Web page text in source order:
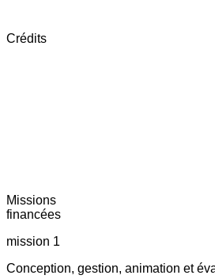
Crédits
Missions
financées
mission 1
Conception, gestion, animation et